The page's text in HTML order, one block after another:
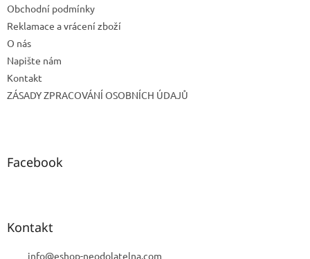
Obchodní podmínky
Reklamace a vrácení zboží
O nás
Napište nám
Kontakt
ZÁSADY ZPRACOVÁNÍ OSOBNÍCH ÚDAJŮ
Facebook
Kontakt
info@eshop-neodolatelna.com